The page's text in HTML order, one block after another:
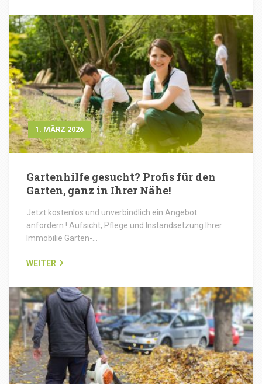
1. MÄRZ 2026
Gartenhilfe gesucht? Profis für den
Garten, ganz in Ihrer Nähe!
Jetzt kostenlos und unverbindlich ein Angebot
anfordern ! Aufsicht, Pflege und Instandsetzung Ihrer
Immobilie Garten-…
WEITER